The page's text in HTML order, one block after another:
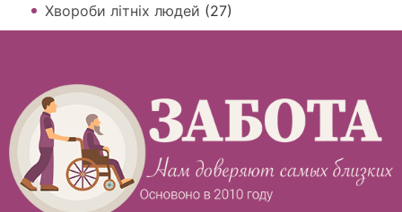
Хвороби літніх людей (27)